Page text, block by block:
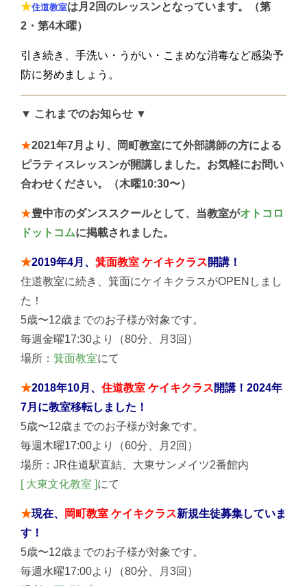
★住道教室は月2回のレッスンとなっています。（第
2・第4木曜）
引き続き、手洗い・うがい・こまめな消毒など感染予
防に努めましょう。
▼ これまでのお知らせ ▼
★2021年7月より、岡町教室にて外部講師の方による
ピラティスレッスンが開講しました。お気軽にお問い
合わせください。（木曜10:30〜）
★豊中市のダンススクールとして、当教室がオトコロ
ドットコムに掲載されました。
★2019年4月、 箕面教室 ケイキクラス開講！
住道教室に続き、箕面にケイキクラスがOPENしまし
た！
5歳〜12歳までのお子様が対象です。
毎週金曜17:30より（80分、月3回）
場所： 箕面教室にて
★2018年10月、 住道教室 ケイキクラス開講！2024年
7月に教室移転しました！
5歳〜12歳までのお子様が対象です。
毎週木曜17:00より（60分、月2回）
場所：JR住道駅直結、大東サンメイツ2番館内
[ 大東文化教室 ]にて
★現在、 岡町教室 ケイキクラス新規生徒募集していま
す！
5歳〜12歳までのお子様が対象です。
毎週水曜17:00より（80分、月3回）